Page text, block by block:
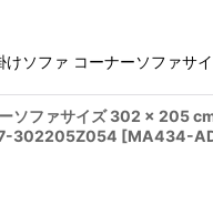
ソファ コーナーソファサ
ファサイズ 302 × 205
302205Z054 [MA434-